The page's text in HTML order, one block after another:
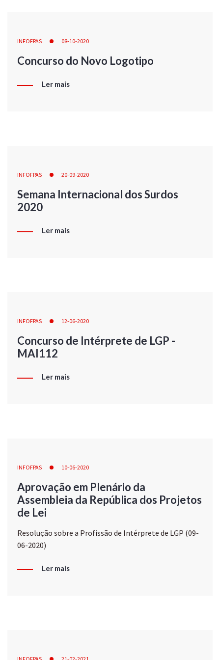
INFOFPAS 08-10-2020
Concurso do Novo Logotipo
Ler mais
INFOFPAS 20-09-2020
Semana Internacional dos Surdos
2020
Ler mais
INFOFPAS 12-06-2020
Concurso de Intérprete de LGP -
MAI112
Ler mais
INFOFPAS 10-06-2020
Aprovação em Plenário da
Assembleia da República dos Projetos
de Lei
Resolução sobre a Profissão de Intérprete de LGP (09-
06-2020)
Ler mais